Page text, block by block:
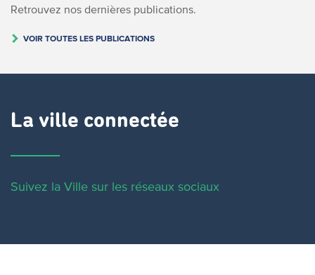
Retrouvez nos dernières publications.
VOIR TOUTES LES PUBLICATIONS
La ville connectée
Suivez la Ville sur les réseaux sociaux